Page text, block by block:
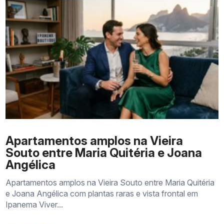
Apartamentos amplos na Vieira
Souto entre Maria Quitéria e Joana
Angélica
Apartamentos amplos na Vieira Souto entre Maria Quitéria
e Joana Angélica com plantas raras e vista frontal em
Ipanema Viver...